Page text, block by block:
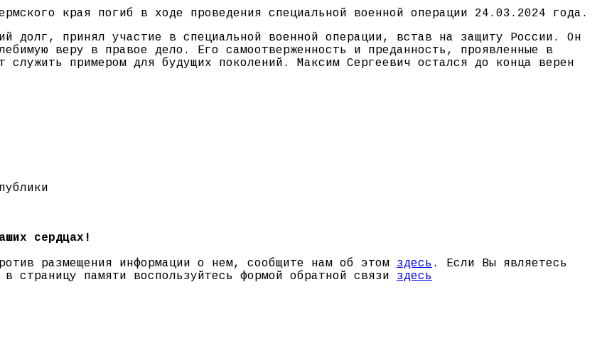
края погиб в ходе проведения специальной военной операции 24.03.2024 года.
долг, принял участие в специальной военной операции, встав на защиту России. Он
веру в правое дело. Его самоотверженность и преданность, проявленные в
примером для будущих поколений. Максим Сергеевич остался до конца верен
сердцах!
размещения информации о нем, сообщите нам об этом здесь . Если Вы являетесь
страницу памяти воспользуйтесь формой обратной связи здесь